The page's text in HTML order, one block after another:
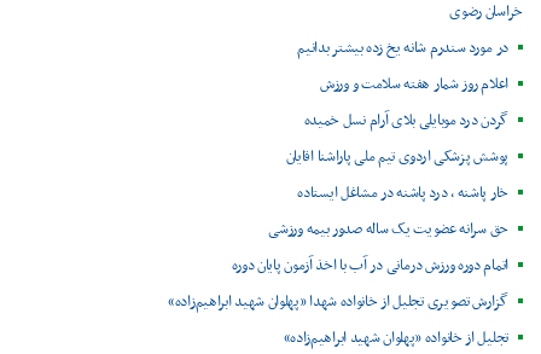
خراسان رضوی
در مورد سندرم شانه یخ زده بیشتر بدانیم
اعلام روز شمار هفته سلامت و ورزش
گردن درد موبایلی بلای آرام نسل خمیده
پوشش پزشکی اردوی تیم ملی پاراشنا اقایان
خار پاشنه ، درد پاشنه در مشاغل ایستاده
حق سرانه عضویت یک ساله صدور بیمه ورزشی
اتمام دوره ورزش درمانی در آب با اخذ آزمون پایان دوره
گزارش تصویری تجلیل از خانواده شهدا «پهلوان شهید ابراهیم‌زاده»
تجلیل از خانواده «پهلوان شهید ابراهیم‌زاده»